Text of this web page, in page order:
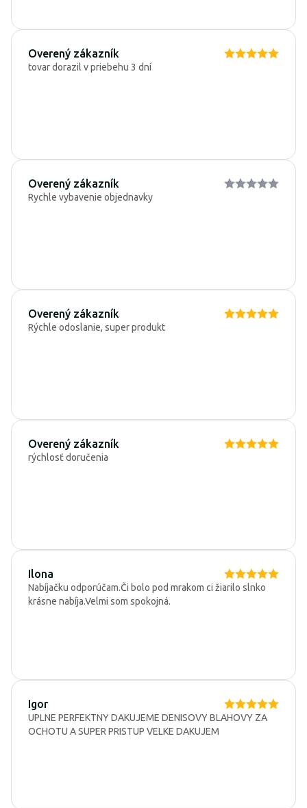
Overený zákazník
tovar dorazil v priebehu 3 dní
Overený zákazník
Rychle vybavenie objednavky
Overený zákazník
Rýchle odoslanie, super produkt
Overený zákazník
rýchlosť doručenia
Ilona
Nabíjačku odporúčam.Či bolo pod mrakom ci žiarilo slnko
krásne nabíja.Velmi som spokojná.
Igor
UPLNE PERFEKTNY DAKUJEME DENISOVY BLAHOVY ZA
OCHOTU A SUPER PRISTUP VELKE DAKUJEM